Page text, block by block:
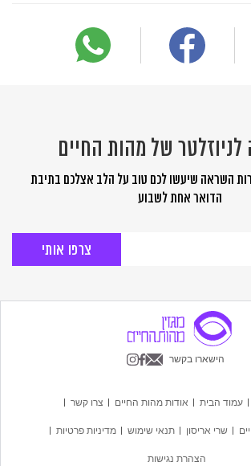
של מהות החיים
השראה שיעשו לכם טוב על הלב אצלכם בתיבת
הדואר אחת לשבוע
הישארו בקשר
עמוד הבית אודות מהות החיים צרו קשר
שרי אריסון תנאי שימוש מדיניות פרטיות
הצהרת נגישות